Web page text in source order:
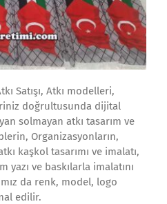
Satışı, Atkı modelleri,
doğrultusunda dijital
solmayan atkı tasarım ve
Organizasyonların,
kaşkol tasarımı ve imalatı,
ve baskılarla imalatını
da renk, model, logo
edilir.